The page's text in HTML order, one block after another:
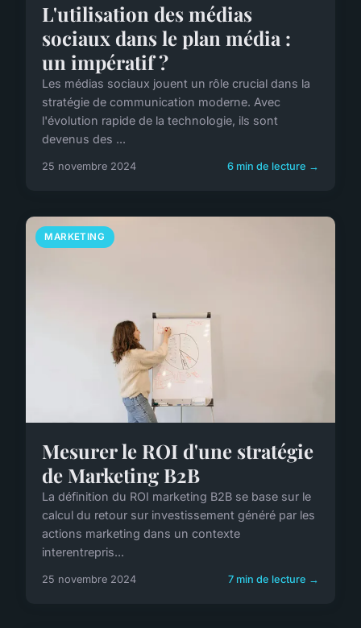
L'utilisation des médias
sociaux dans le plan média :
un impératif ?
Les médias sociaux jouent un rôle crucial dans la
stratégie de communication moderne. Avec
l'évolution rapide de la technologie, ils sont
devenus des ...
25 novembre 2024 6 min de lecture →
MARKETING
Mesurer le ROI d'une stratégie
de Marketing B2B
La définition du ROI marketing B2B se base sur le
calcul du retour sur investissement généré par les
actions marketing dans un contexte
interentrepris...
25 novembre 2024 7 min de lecture →